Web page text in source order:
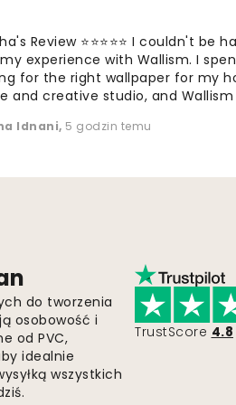
Review ⭐⭐⭐⭐⭐ I couldn't be
experience with Wallism. I
for the right wallpaper for my
and creative studio, and Wallism
Idnani, 5 godzin temu
do tworzenia
osobowość i
od PVC,
idealnie
wszystkich
TrustScore 4.8